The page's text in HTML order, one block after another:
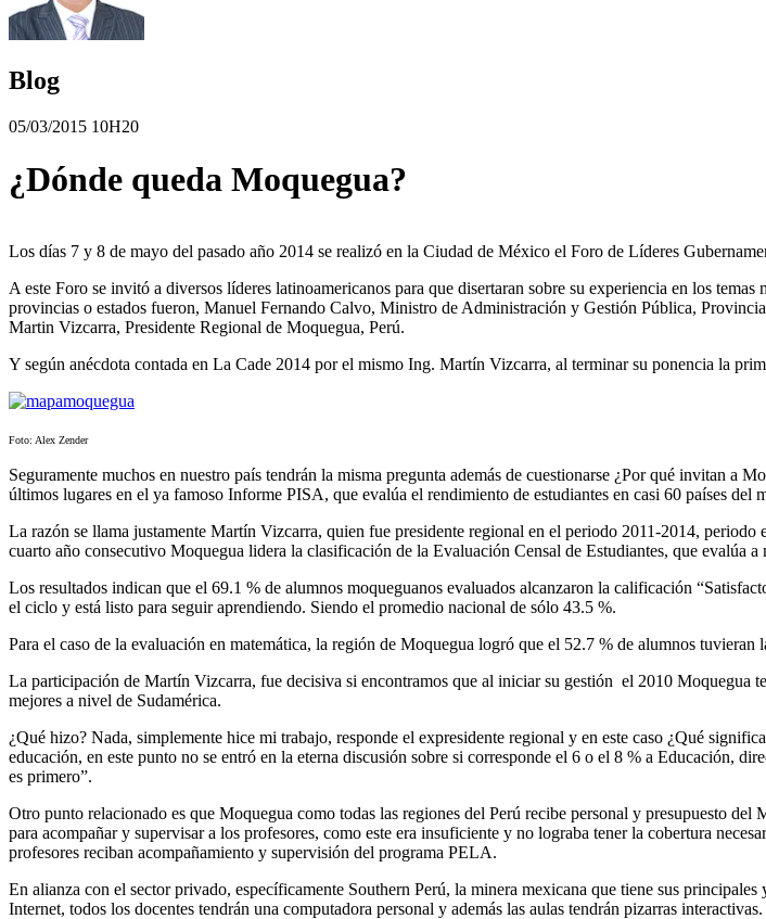
Blog
05/03/2015 10H20
¿Dónde queda Moquegua?
Los días 7 y 8 de mayo del pasado año 2014 se realizó en la Ciudad de México el Foro de Líderes
A este Foro se invitó a diversos líderes latinoamericanos para que disertaran sobre su experiencia en los
provincias o estados fueron, Manuel Fernando Calvo, Ministro de Administración y Gestión Pública,
Martin Vizcarra, Presidente Regional de Moquegua, Perú.
Y según anécdota contada en La Cade 2014 por el mismo Ing. Martín Vizcarra, al terminar su ponencia la
Foto: Alex Zender
Seguramente muchos en nuestro país tendrán la misma pregunta además de cuestionarse ¿Por qué invitan a
últimos lugares en el ya famoso Informe PISA, que evalúa el rendimiento de estudiantes en casi 60 países del
La razón se llama justamente Martín Vizcarra, quien fue presidente regional en el periodo 2011-2014,
cuarto año consecutivo Moquegua lidera la clasificación de la Evaluación Censal de Estudiantes, que evalúa
Los resultados indican que el 69.1 % de alumnos moqueguanos evaluados alcanzaron la calificación
el ciclo y está listo para seguir aprendiendo. Siendo el promedio nacional de sólo 43.5 %.
Para el caso de la evaluación en matemática, la región de Moquegua logró que el 52.7 % de alumnos
La participación de Martín Vizcarra, fue decisiva si encontramos que al iniciar su gestión el 2010 Moquegua
mejores a nivel de Sudamérica.
¿Qué hizo? Nada, simplemente hice mi trabajo, responde el expresidente regional y en este caso ¿Qué
educación, en este punto no se entró en la eterna discusión sobre si corresponde el 6 o el 8 % a Educación,
es primero”.
Otro punto relacionado es que Moquegua como todas las regiones del Perú recibe personal y presupuesto
para acompañar y supervisar a los profesores, como este era insuficiente y no lograba tener la cobertura
profesores reciban acompañamiento y supervisión del programa PELA.
En alianza con el sector privado, específicamente Southern Perú, la minera mexicana que tiene sus
Internet, todos los docentes tendrán una computadora personal y además las aulas tendrán pizarras interactivas.